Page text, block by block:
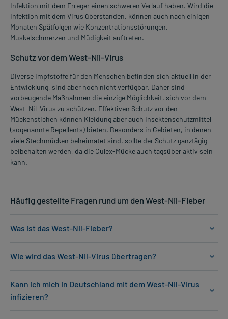
Infektion mit dem Erreger einen schweren Verlauf haben. Wird die
Infektion mit dem Virus überstanden, können auch nach einigen
Monaten Spätfolgen wie Konzentrationsstörungen,
Muskelschmerzen und Müdigkeit auftreten.
Schutz vor dem West-Nil-Virus
Diverse Impfstoffe für den Menschen befinden sich aktuell in der
Entwicklung, sind aber noch nicht verfügbar. Daher sind
vorbeugende Maßnahmen die einzige Möglichkeit, sich vor dem
West-Nil-Virus zu schützen. Effektiven Schutz vor den
Mückenstichen können Kleidung aber auch Insektenschutzmittel
(sogenannte Repellents) bieten. Besonders in Gebieten, in denen
viele Stechmücken beheimatet sind, sollte der Schutz ganztägig
beibehalten werden, da die Culex-Mücke auch tagsüber aktiv sein
kann.
Häufig gestellte Fragen rund um den West-Nil-Fieber
Was ist das West-Nil-Fieber?
Wie wird das West-Nil-Virus übertragen?
Kann ich mich in Deutschland mit dem West-Nil-Virus
infizieren?